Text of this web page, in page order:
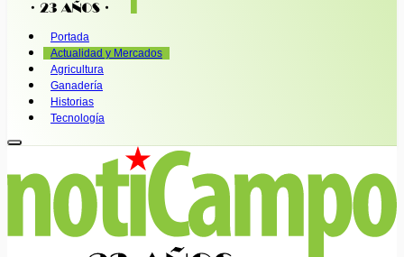
Portada
Actualidad y Mercados
Agricultura
Ganadería
Historias
Tecnología